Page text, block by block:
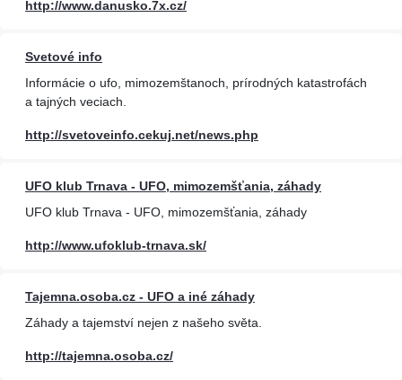
http://www.danusko.7x.cz/
Svetové info
Informácie o ufo, mimozemštanoch, prírodných katastrofách
a tajných veciach.
http://svetoveinfo.cekuj.net/news.php
UFO klub Trnava - UFO, mimozemšťania, záhady
UFO klub Trnava - UFO, mimozemšťania, záhady
http://www.ufoklub-trnava.sk/
Tajemna.osoba.cz - UFO a iné záhady
Záhady a tajemství nejen z našeho světa.
http://tajemna.osoba.cz/